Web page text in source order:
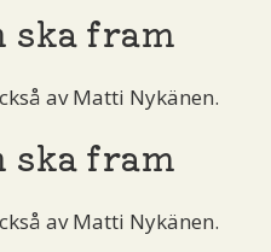
ska fram
av Matti Nykänen.
ska fram
av Matti Nykänen.